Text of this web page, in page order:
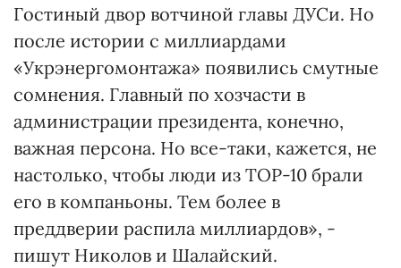
Гостиный двор вотчиной главы ДУСи. Но
после истории с миллиардами
«Укрэнергомонтажа» появились смутные
сомнения. Главный по хозчасти в
администрации президента, конечно,
важная персона. Но все-таки, кажется, не
настолько, чтобы люди из TOP-10 брали
его в компаньоны. Тем более в
преддверии распила миллиардов», -
пишут Николов и Шалайский.